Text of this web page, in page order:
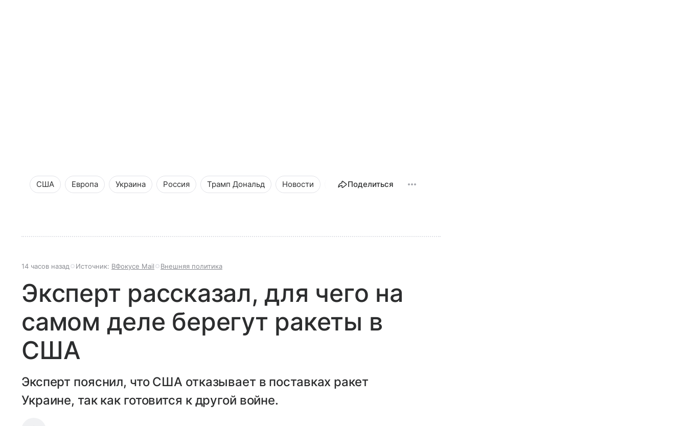
США Европа Украина Россия Трамп Дональд Новости Общество
Поделиться
14 часов назад Источник: ВФокусе Mail Внешняя политика
Эксперт рассказал, для чего на
самом деле берегут ракеты в
США
Эксперт пояснил, что США отказывает в поставках ракет
Украине, так как готовится к другой войне.